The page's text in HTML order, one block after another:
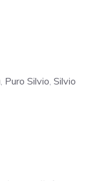
, Puro Silvio, Silvio